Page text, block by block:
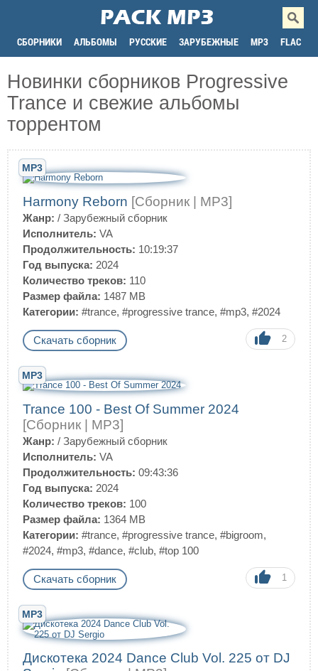
СБОРНИКИ АЛЬБОМЫ РУССКИЕ ЗАРУБЕЖНЫЕ MP3 FLAC
Новинки сборников Progressive
Trance и свежие альбомы
торрентом
MP3
Harmony Reborn [Сборник | MP3]
Жанр: / Зарубежный сборник
Исполнитель: VA
Продолжительность: 10:19:37
Год выпуска: 2024
Количество треков: 110
Размер файла: 1487 MB
Категории: #trance, #progressive trance, #mp3, #2024
Скачать сборник 2
MP3
Trance 100 - Best Of Summer 2024
[Сборник | MP3]
Жанр: / Зарубежный сборник
Исполнитель: VA
Продолжительность: 09:43:36
Год выпуска: 2024
Количество треков: 100
Размер файла: 1364 MB
Категории: #trance, #progressive trance, #bigroom,
#2024, #mp3, #dance, #club, #top 100
Скачать сборник 1
MP3
Дискотека 2024 Dance Club Vol. 225 от DJ